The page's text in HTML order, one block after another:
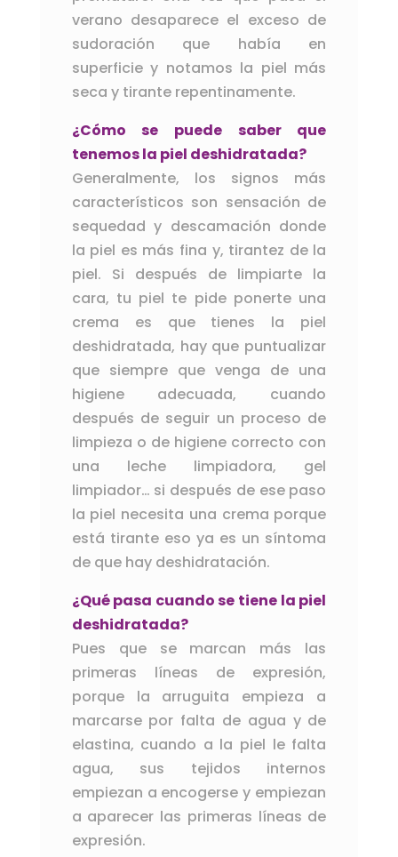
verano desaparece el exceso de
sudoración que había en
superficie y notamos la piel más
seca y tirante repentinamente.
¿Cómo se puede saber que
tenemos la piel deshidratada?
Generalmente, los signos más
característicos son sensación de
sequedad y descamación donde
la piel es más fina y, tirantez de la
piel. Si después de limpiarte la
cara, tu piel te pide ponerte una
crema es que tienes la piel
deshidratada, hay que puntualizar
que siempre que venga de una
higiene adecuada, cuando
después de seguir un proceso de
limpieza o de higiene correcto con
una leche limpiadora, gel
limpiador… si después de ese paso
la piel necesita una crema porque
está tirante eso ya es un síntoma
de que hay deshidratación.
¿Qué pasa cuando se tiene la piel
deshidratada?
Pues que se marcan más las
primeras líneas de expresión,
porque la arruguita empieza a
marcarse por falta de agua y de
elastina, cuando a la piel le falta
agua, sus tejidos internos
empiezan a encogerse y empiezan
a aparecer las primeras líneas de
expresión.